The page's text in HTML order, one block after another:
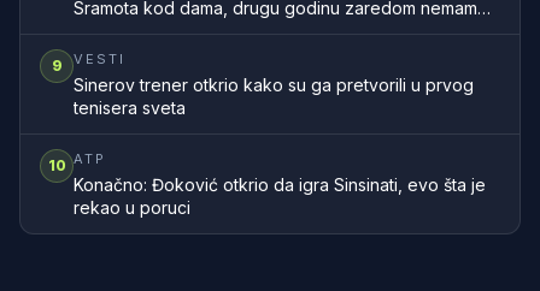
Sramota kod dama, drugu godinu zaredom nemamo
9 VESTI
Sinerov trener otkrio kako su ga pretvorili u prvog
tenisera sveta
10 ATP
Konačno: Đoković otkrio da igra Sinsinati, evo šta je
rekao u poruci